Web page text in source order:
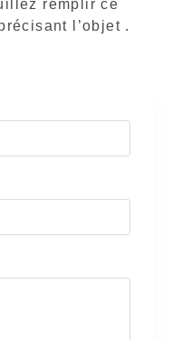
remplir ce
l’objet .